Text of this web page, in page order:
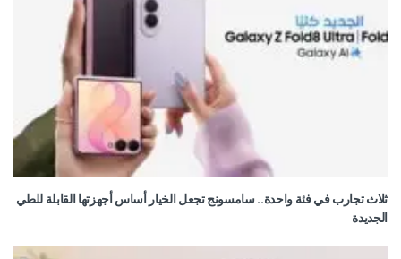
ثلاث تجارب في فئة واحدة.. سامسونج تجعل الخيار أساس أجهزتها القابلة للطي
الجديدة